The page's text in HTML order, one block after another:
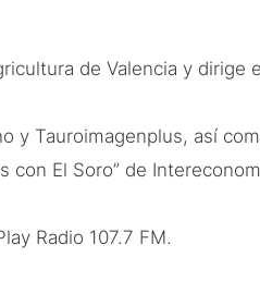
de Valencia y dirige
y Tauroimagenplus, así
El Soro” de
Radio 107.7 FM.